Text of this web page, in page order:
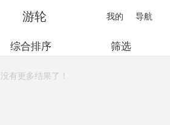
我的 导航
游轮
没有更多结果了！
综合排序 筛选